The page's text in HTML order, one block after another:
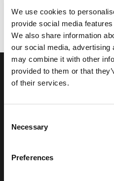
We use cookies to
provide social media
We also share information
our social media, advertising
may combine it with other
provided to them or that
of their services.
Selection
Necessary
Preferences
projects in which
main attractions.